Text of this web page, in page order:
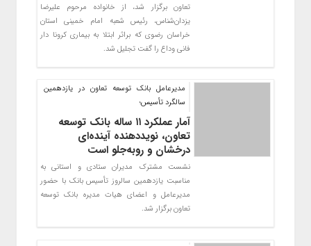
تعاون برگزار شد، از خانواده مرحوم علیرضا
یزدان‌شناس، رئیس شعبه امام خمینی استان
خراسان رضوی که براثر ابتلا به بیماری کرونا دار
فانی وداع را گفت تجلیل شد.
مدیرعامل بانک توسعه تعاون در یازدهمین
سالگرد تأسیس؛
آمار عملکرد ۱۱ ساله بانک توسعه
تعاون، نویددهنده آینده‌ای
درخشان و روبه‌جلو است
نشست مشترک مدیران ستادی و استانی به
مناسبت یازدهمین سالروز تأسیس بانک با حضور
مدیرعامل و اعضای هیات مدیره بانک توسعه
تعاون برگزار شد.